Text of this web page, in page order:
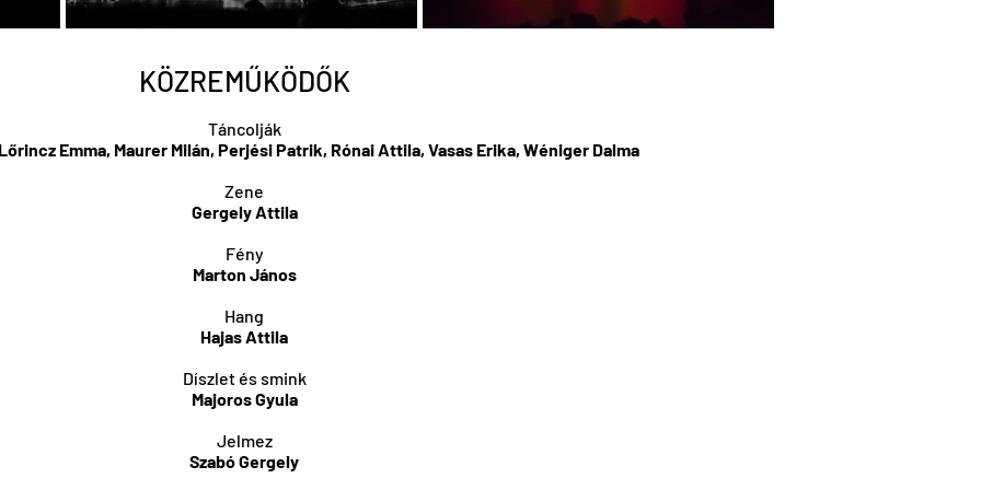
KÖZREMŰKÖDŐK
Táncolják
Emma, Maurer Milán, Perjési Patrik, Rónai Attila, Vasas Erika, Wéniger Dalma
Zene
Gergely Attila
Fény
Marton János
Hang
Hajas Attila
Díszlet és smink
Majoros Gyula
Jelmez
Szabó Gergely